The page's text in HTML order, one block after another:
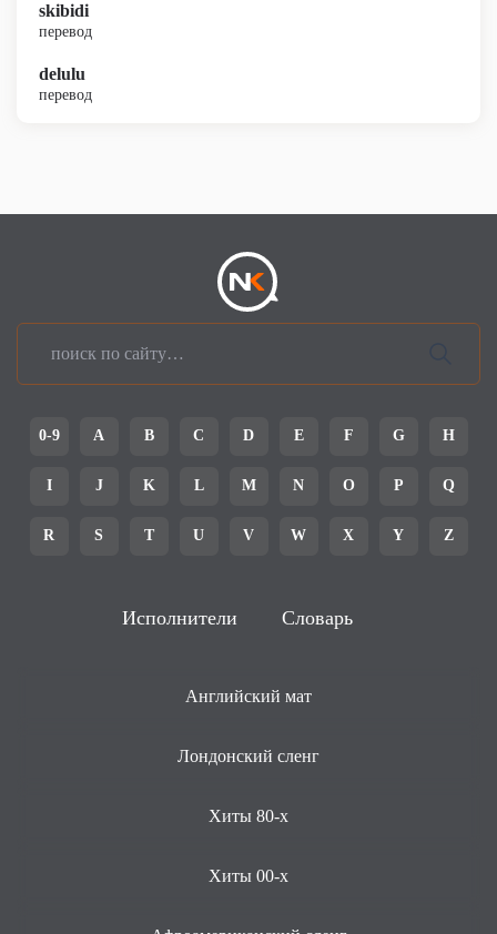
skibidi
перевод
delulu
перевод
0-9 A B C D E F G H
I J K L M N O P Q
R S T U V W X Y Z
Исполнители Словарь
Английский мат
Лондонский сленг
Хиты 80-х
Хиты 00-х